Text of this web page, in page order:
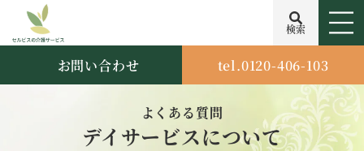
検索
お問い合わせ tel.0120-406-103
よくある質問
デイサービスについて